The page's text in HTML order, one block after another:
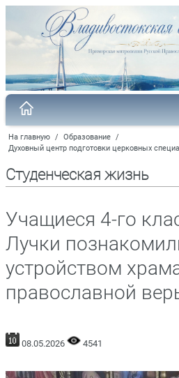
На главную / Образование /
Духовный центр подготовки церковных
Студенческая жизнь
Учащиеся 4-го
Лучки
устройством
православной
08.05.2026 4541